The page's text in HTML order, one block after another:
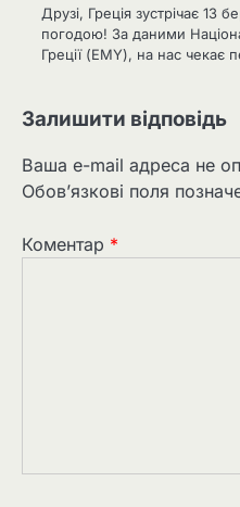
Друзі, Греція зустрічає 13
погодою! За даними
Греції (EMY), на нас
Залишити відповідь
Ваша e-mail адреса не
Обов’язкові поля
Коментар *